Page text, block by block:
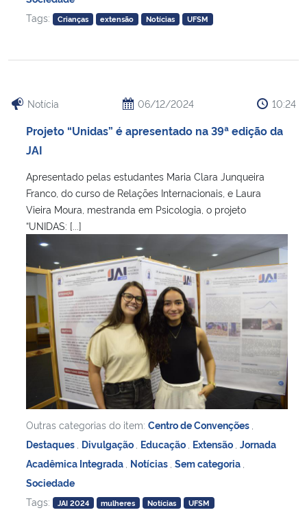
Tags:
Crianças extensão Notícias UFSM
Notícia 06/12/2024 10:24
Projeto “Unidas” é apresentado na 39ª edição da
JAI
Apresentado pelas estudantes Maria Clara Junqueira
Franco, do curso de Relações Internacionais, e Laura
Vieira Moura, mestranda em Psicologia, o projeto
“UNIDAS: [...]
Outras categorias do item: Centro de Convenções
Destaques Divulgação Educação Extensão
Jornada
Acadêmica Integrada Notícias Sem categoria
Sociedade
Tags:
JAI 2024 mulheres Notícias UFSM